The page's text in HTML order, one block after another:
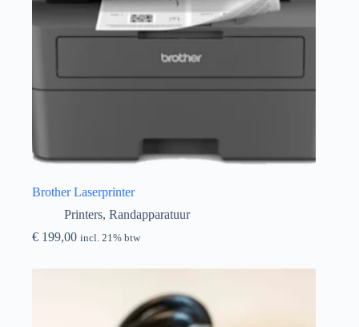
Brother Laserprinter
Printers, Randapparatuur
€ 199,00 incl. 21% btw